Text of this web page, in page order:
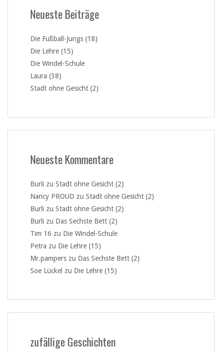
Neueste Beiträge
Die Fußball-Jungs (18)
Die Lehre (15)
Die Windel-Schule
Laura (38)
Stadt ohne Gesicht (2)
Neueste Kommentare
Burli zu Stadt ohne Gesicht (2)
Nancy PROUD zu Stadt ohne Gesicht (2)
Burli zu Stadt ohne Gesicht (2)
Burli zu Das Sechste Bett (2)
Tim 16 zu Die Windel-Schule
Petra zu Die Lehre (15)
Mr.pampers zu Das Sechste Bett (2)
Soe Lückel zu Die Lehre (15)
zufällige Geschichten